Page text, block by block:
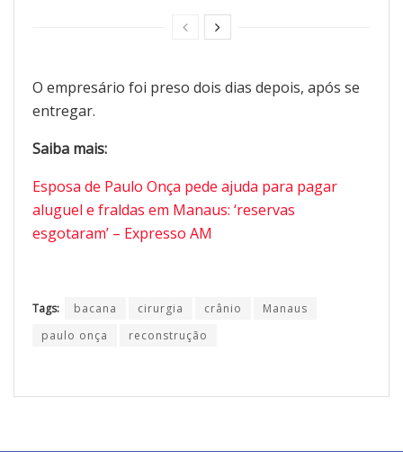
O empresário foi preso dois dias depois, após se
entregar.
Saiba mais:
Esposa de Paulo Onça pede ajuda para pagar
aluguel e fraldas em Manaus: ‘reservas
esgotaram’ – Expresso AM
Tags: bacana cirurgia crânio
Manaus
paulo onça
reconstrução